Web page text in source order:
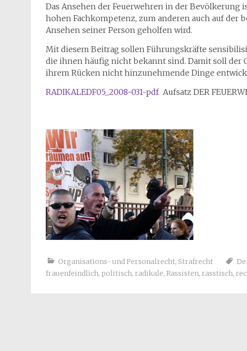
Das Ansehen der Feuerwehren in der Bevölkerung
hohen Fachkompetenz, zum anderen auch auf der
Ansehen seiner Person geholfen wird.
Mit diesem Beitrag sollen Führungskräfte
die ihnen häufig nicht bekannt sind. Damit soll der
ihrem Rücken nicht hinzunehmende Dinge
RADIKALEDF05_2008-031-pdfAufsatz DER
Organisations- und Personalrecht, Strafrecht
frauenfeindlich, politisch, radikale, Rassisten, rasstisch,